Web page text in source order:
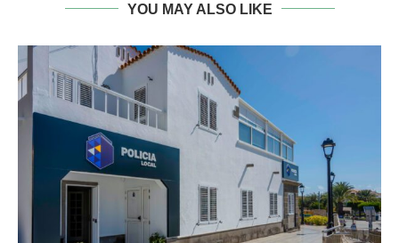
YOU MAY ALSO LIKE